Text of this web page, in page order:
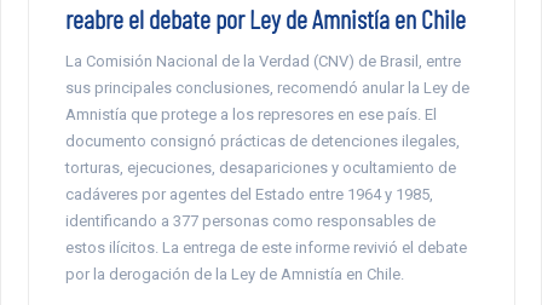
reabre el debate por Ley de Amnistía en Chile
La Comisión Nacional de la Verdad (CNV) de Brasil, entre
sus principales conclusiones, recomendó anular la Ley de
Amnistía que protege a los represores en ese país. El
documento consignó prácticas de detenciones ilegales,
torturas, ejecuciones, desapariciones y ocultamiento de
cadáveres por agentes del Estado entre 1964 y 1985,
identificando a 377 personas como responsables de
estos ilícitos. La entrega de este informe revivió el debate
por la derogación de la Ley de Amnistía en Chile.